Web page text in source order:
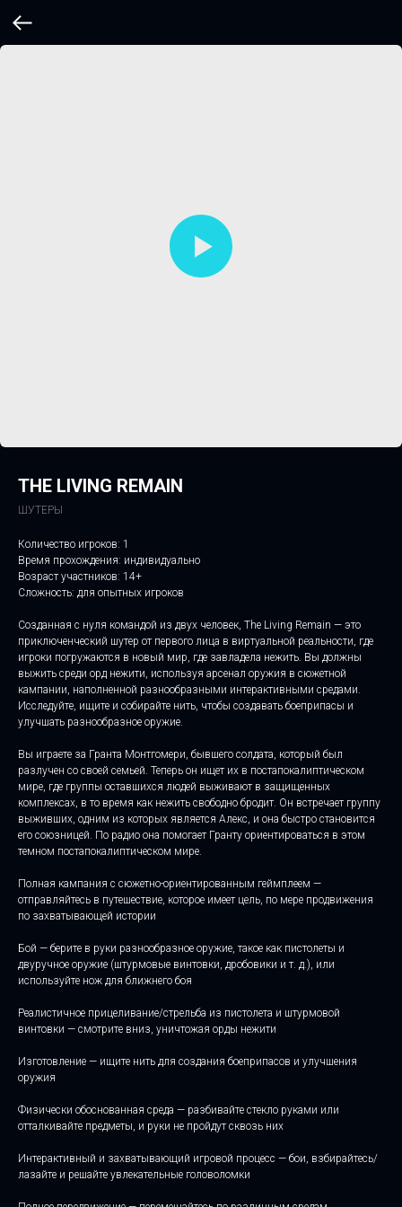
THE LIVING REMAIN
ШУТЕРЫ
Количество игроков: 1
Время прохождения: индивидуально
Возраст участников: 14+
Сложность: для опытных игроков
Созданная с нуля командой из двух человек, The Living Remain — это
приключенческий шутер от первого лица в виртуальной реальности, где
игроки погружаются в новый мир, где завладела нежить. Вы должны
выжить среди орд нежити, используя арсенал оружия в сюжетной
кампании, наполненной разнообразными интерактивными средами.
Исследуйте, ищите и собирайте нить, чтобы создавать боеприпасы и
улучшать разнообразное оружие.
Вы играете за Гранта Монтгомери, бывшего солдата, который был
разлучен со своей семьей. Теперь он ищет их в постапокалиптическом
мире, где группы оставшихся людей выживают в защищенных
комплексах, в то время как нежить свободно бродит. Он встречает группу
выживших, одним из которых является Алекс, и она быстро становится
его союзницей. По радио она помогает Гранту ориентироваться в этом
темном постапокалиптическом мире.
Полная кампания с сюжетно-ориентированным геймплеем —
отправляйтесь в путешествие, которое имеет цель, по мере продвижения
по захватывающей истории
Бой — берите в руки разнообразное оружие, такое как пистолеты и
двуручное оружие (штурмовые винтовки, дробовики и т. д.), или
используйте нож для ближнего боя
Реалистичное прицеливание/стрельба из пистолета и штурмовой
винтовки — смотрите вниз, уничтожая орды нежити
Изготовление — ищите нить для создания боеприпасов и улучшения
оружия
Физически обоснованная среда — разбивайте стекло руками или
отталкивайте предметы, и руки не пройдут сквозь них
Интерактивный и захватывающий игровой процесс — бои, взбирайтесь/
лазайте и решайте увлекательные головоломки